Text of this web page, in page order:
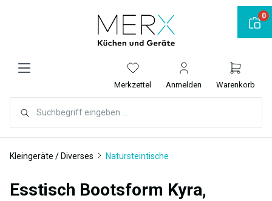
Merkzettel Anmelden Warenkorb
Kleingeräte / Diverses Natursteintische
Esstisch Bootsform Kyra,
0